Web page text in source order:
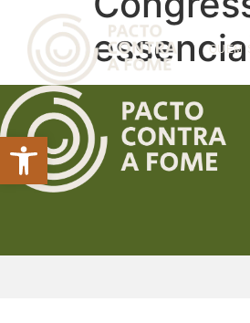
Abrir a barra de
QUEM